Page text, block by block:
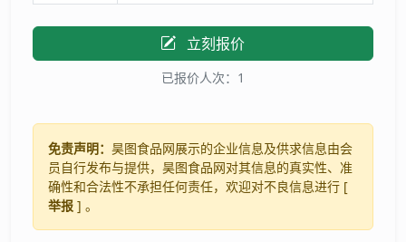
立刻报价
已报价人次：1
免责声明： 昊图食品网展示的企业信息及供求信息由会
员自行发布与提供，昊图食品网对其信息的真实性、准
确性和合法性不承担任何责任，欢迎对不良信息进行 [
举报 ] 。